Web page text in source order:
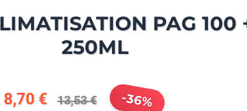
PAG 100
250ML
8,70 € 13,53 € -36%